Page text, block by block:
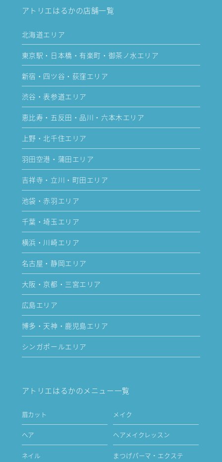
アトリエはるかの店舗一覧
北海道エリア
東京駅・日本橋・有楽町・御茶ノ水エリア
新宿・四ツ谷・荻窪エリア
渋谷・表参道エリア
恵比寿・五反田・品川・六本木エリア
上野・北千住エリア
羽田空港・蒲田エリア
吉祥寺・立川・町田エリア
池袋・赤羽エリア
千葉・埼玉エリア
横浜・川崎エリア
名古屋・静岡エリア
大阪・京都・三宮エリア
広島エリア
博多・天神・鹿児島エリア
シンガポールエリア
アトリエはるかのメニュー一覧
眉カット メイク
ヘア ヘアメイクレッスン
ネイル まつげパーマ・エクステ